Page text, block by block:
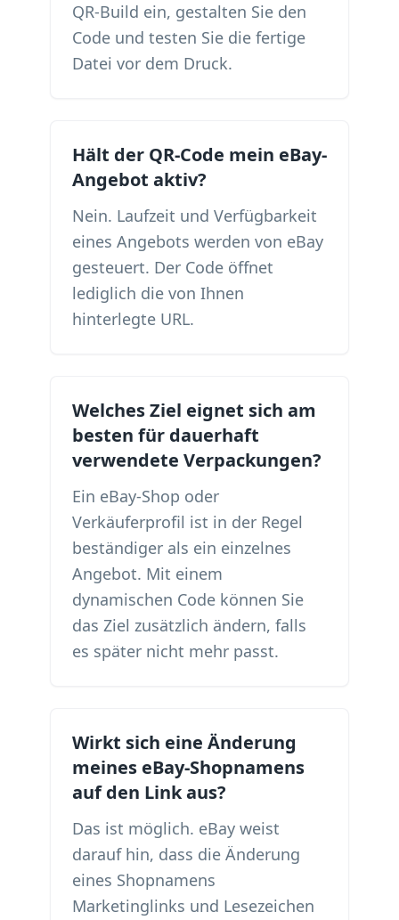
QR-Build ein, gestalten Sie den
Code und testen Sie die fertige
Datei vor dem Druck.
Hält der QR-Code mein eBay-
Angebot aktiv?
Nein. Laufzeit und Verfügbarkeit
eines Angebots werden von eBay
gesteuert. Der Code öffnet
lediglich die von Ihnen
hinterlegte URL.
Welches Ziel eignet sich am
besten für dauerhaft
verwendete Verpackungen?
Ein eBay-Shop oder
Verkäuferprofil ist in der Regel
beständiger als ein einzelnes
Angebot. Mit einem
dynamischen Code können Sie
das Ziel zusätzlich ändern, falls
es später nicht mehr passt.
Wirkt sich eine Änderung
meines eBay-Shopnamens
auf den Link aus?
Das ist möglich. eBay weist
darauf hin, dass die Änderung
eines Shopnamens
Marketinglinks und Lesezeichen